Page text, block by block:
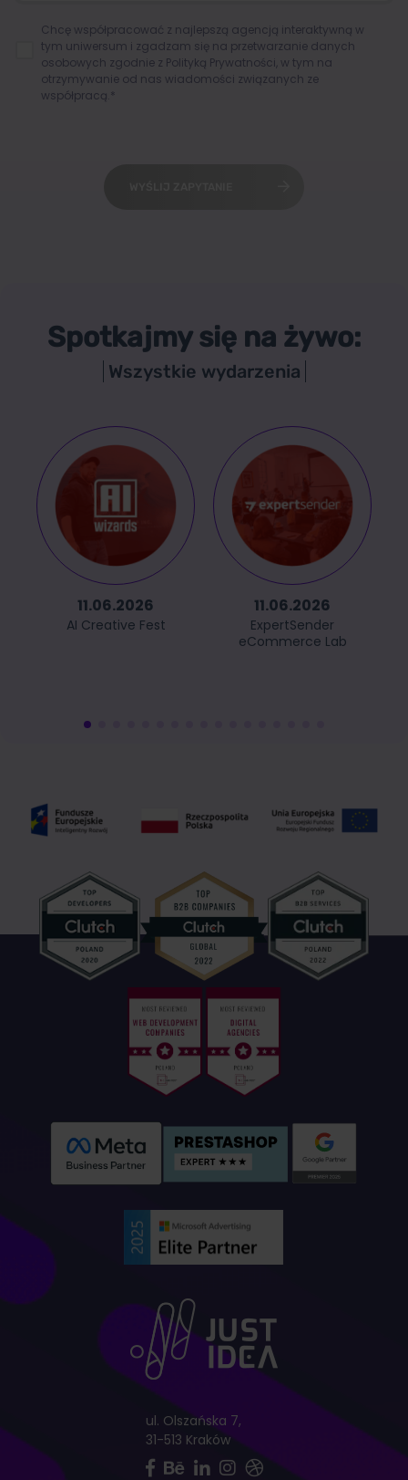
Chcę współpracować z najlepszą agencją interaktywną w
tym uniwersum i zgadzam się na przetwarzanie danych
osobowych zgodnie z Polityką Prywatności , w tym na
otrzymywanie od nas wiadomości związanych ze
współpracą.*
Spotkajmy się na żywo:
Wszystkie wydarzenia
11.06.2026
AI Creative Fest
11.06.2026
ExpertSender
eCommerce Lab
ul. Olszańska 7,
31-513 Kraków